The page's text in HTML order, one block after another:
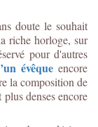
doute le souhait
riche horloge, sur
pour d'autres
évêqueencore
la composition de
denses encore